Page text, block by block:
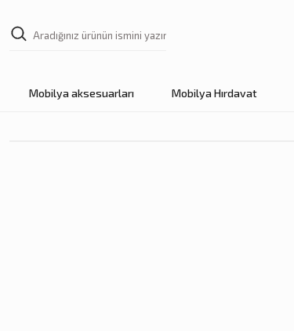
Mobilya aksesuarları Mobilya Hırdavat